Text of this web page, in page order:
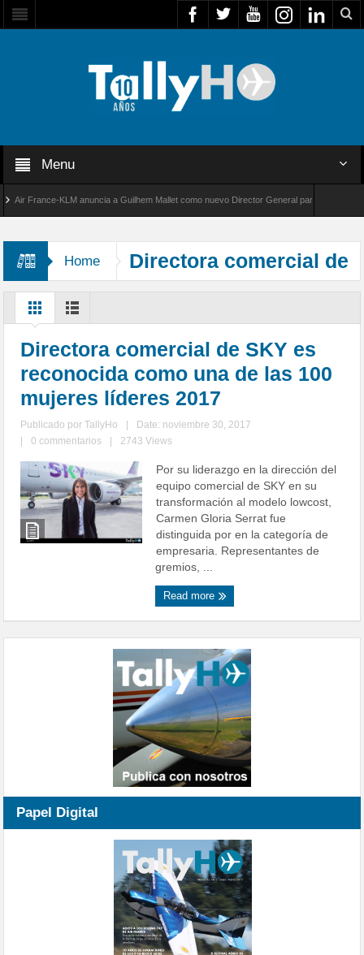
Menu
France-KLM anuncia a Guilhem Mallet como nuevo Director General para América Latina
Home
Directora comercial de
SKY
Directora comercial de SKY es
reconocida como una de las 100
mujeres líderes 2017
Publicado porTallyHo
Date: noviembre 30, 2017
0 commentarios 2743 Views
Por su liderazgo en la dirección del
equipo comercial de SKY en su
transformación al modelo lowcost,
Carmen Gloria Serrat fue
distinguida por en la categoría de
empresaria. Representantes de
gremios, ...
Read more
Papel Digital